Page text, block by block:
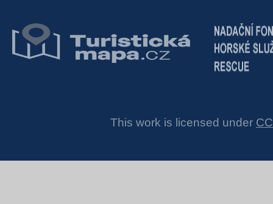
This work is licensed under